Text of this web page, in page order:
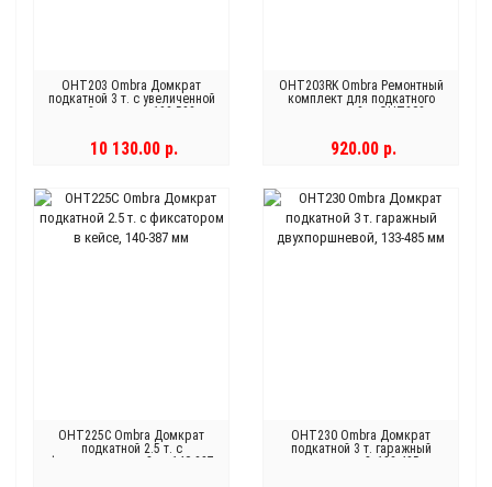
OHT203 Ombra Домкрат
подкатной 3 т. с увеличенной
высотой подъема, 192-533 мм
10 130.00 р.
OHT203RK Ombra Ремонтный
комплект для подкатного
домкрата 3 т. OHT203
920.00 р.
OHT225C Ombra Домкрат
подкатной 2.5 т. с
фиксатором в кейсе, 140-387
OHT230 Ombra Домкрат
подкатной 3 т. гаражный
двухпоршневой, 133-485 мм